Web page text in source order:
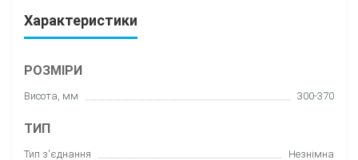
Характеристики
РОЗМІРИ
Висота, мм 300-370
ТИП
Тип з'єднання
Незнімна